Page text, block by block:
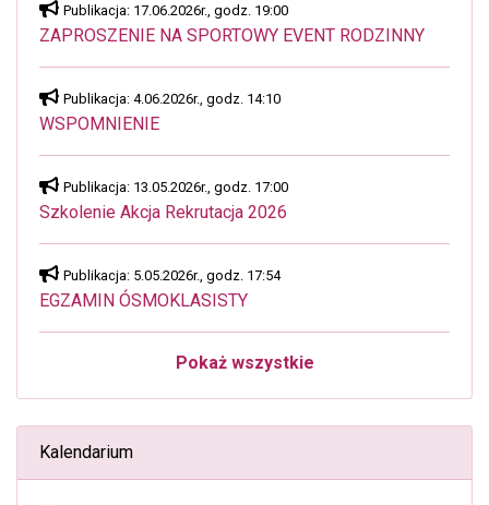
Publikacja: 17.06.2026r., godz. 19:00
ZAPROSZENIE NA SPORTOWY EVENT RODZINNY
Publikacja: 4.06.2026r., godz. 14:10
WSPOMNIENIE
Publikacja: 13.05.2026r., godz. 17:00
Szkolenie Akcja Rekrutacja 2026
Publikacja: 5.05.2026r., godz. 17:54
EGZAMIN ÓSMOKLASISTY
Pokaż wszystkie
Kalendarium